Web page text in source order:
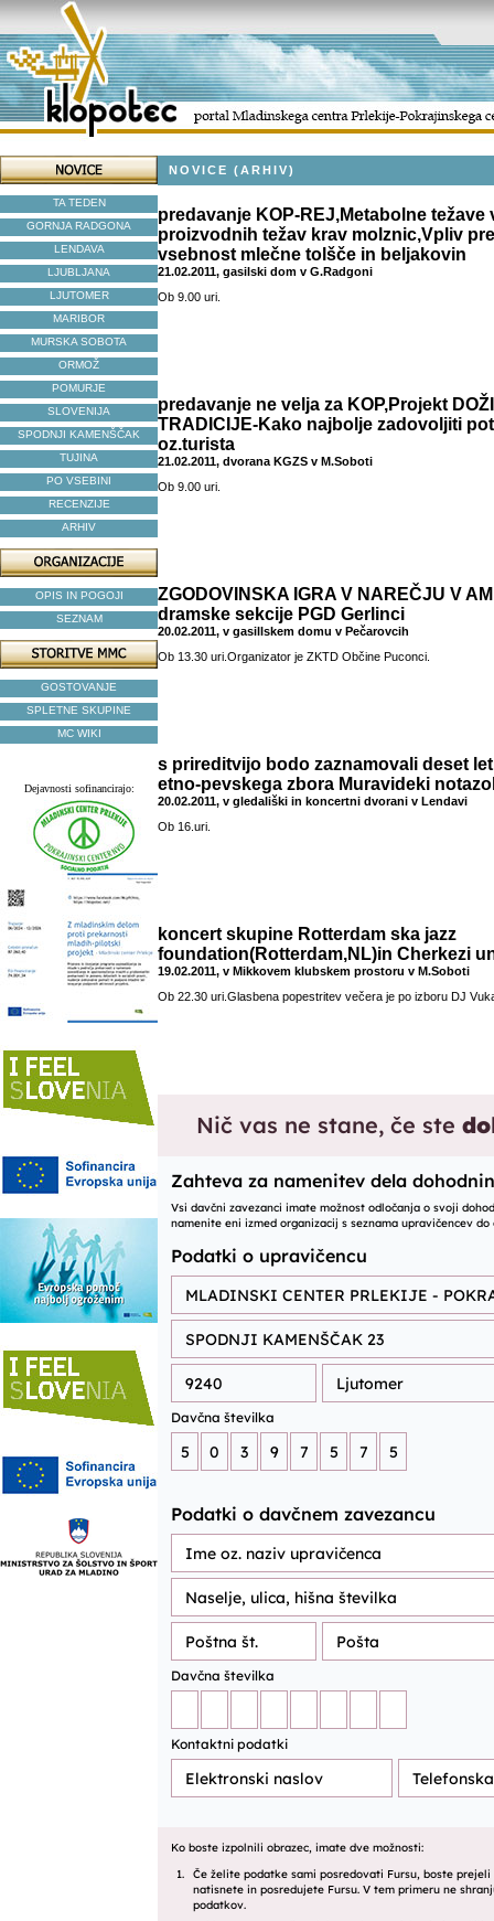
TA TEDEN
GORNJA RADGONA
LENDAVA
LJUBLJANA
LJUTOMER
MARIBOR
MURSKA SOBOTA
ORMOŽ
POMURJE
SLOVENIJA
SPODNJI KAMENŠČAK
TUJINA
PO VSEBINI
RECENZIJE
ARHIV
OPIS IN POGOJI
SEZNAM
GOSTOVANJE
SPLETNE SKUPINE
MC WIKI
Dejavnosti sofinancirajo:
NOVICE (ARHIV)
predavanje KOP-REJ,Metabolne težave
proizvodnih težav krav molznic,Vpliv
vsebnost mlečne tolšče in beljakovin
21.02.2011, gasilski dom v G.Radgoni
Ob 9.00 uri.
predavanje ne velja za KOP,Projekt
TRADICIJE-Kako najbolje zadovoljiti
oz.turista
21.02.2011, dvorana KGZS v M.Soboti
Ob 9.00 uri.
ZGODOVINSKA IGRA V NAREČJU V
dramske sekcije PGD Gerlinci
20.02.2011, v gasillskem domu v Pečarovcih
Ob 13.30 uri.Organizator je ZKTD Občine Puconci.
s prireditvijo bodo zaznamovali deset
etno-pevskega zbora Muravideki
20.02.2011, v gledališki in koncertni dvorani v Lendavi
Ob 16.uri.
koncert skupine Rotterdam ska jazz
foundation(Rotterdam,NL)in Cherkezi
19.02.2011, v Mikkovem klubskem prostoru v M.Soboti
Ob 22.30 uri.Glasbena popestritev večera je po izboru DJ